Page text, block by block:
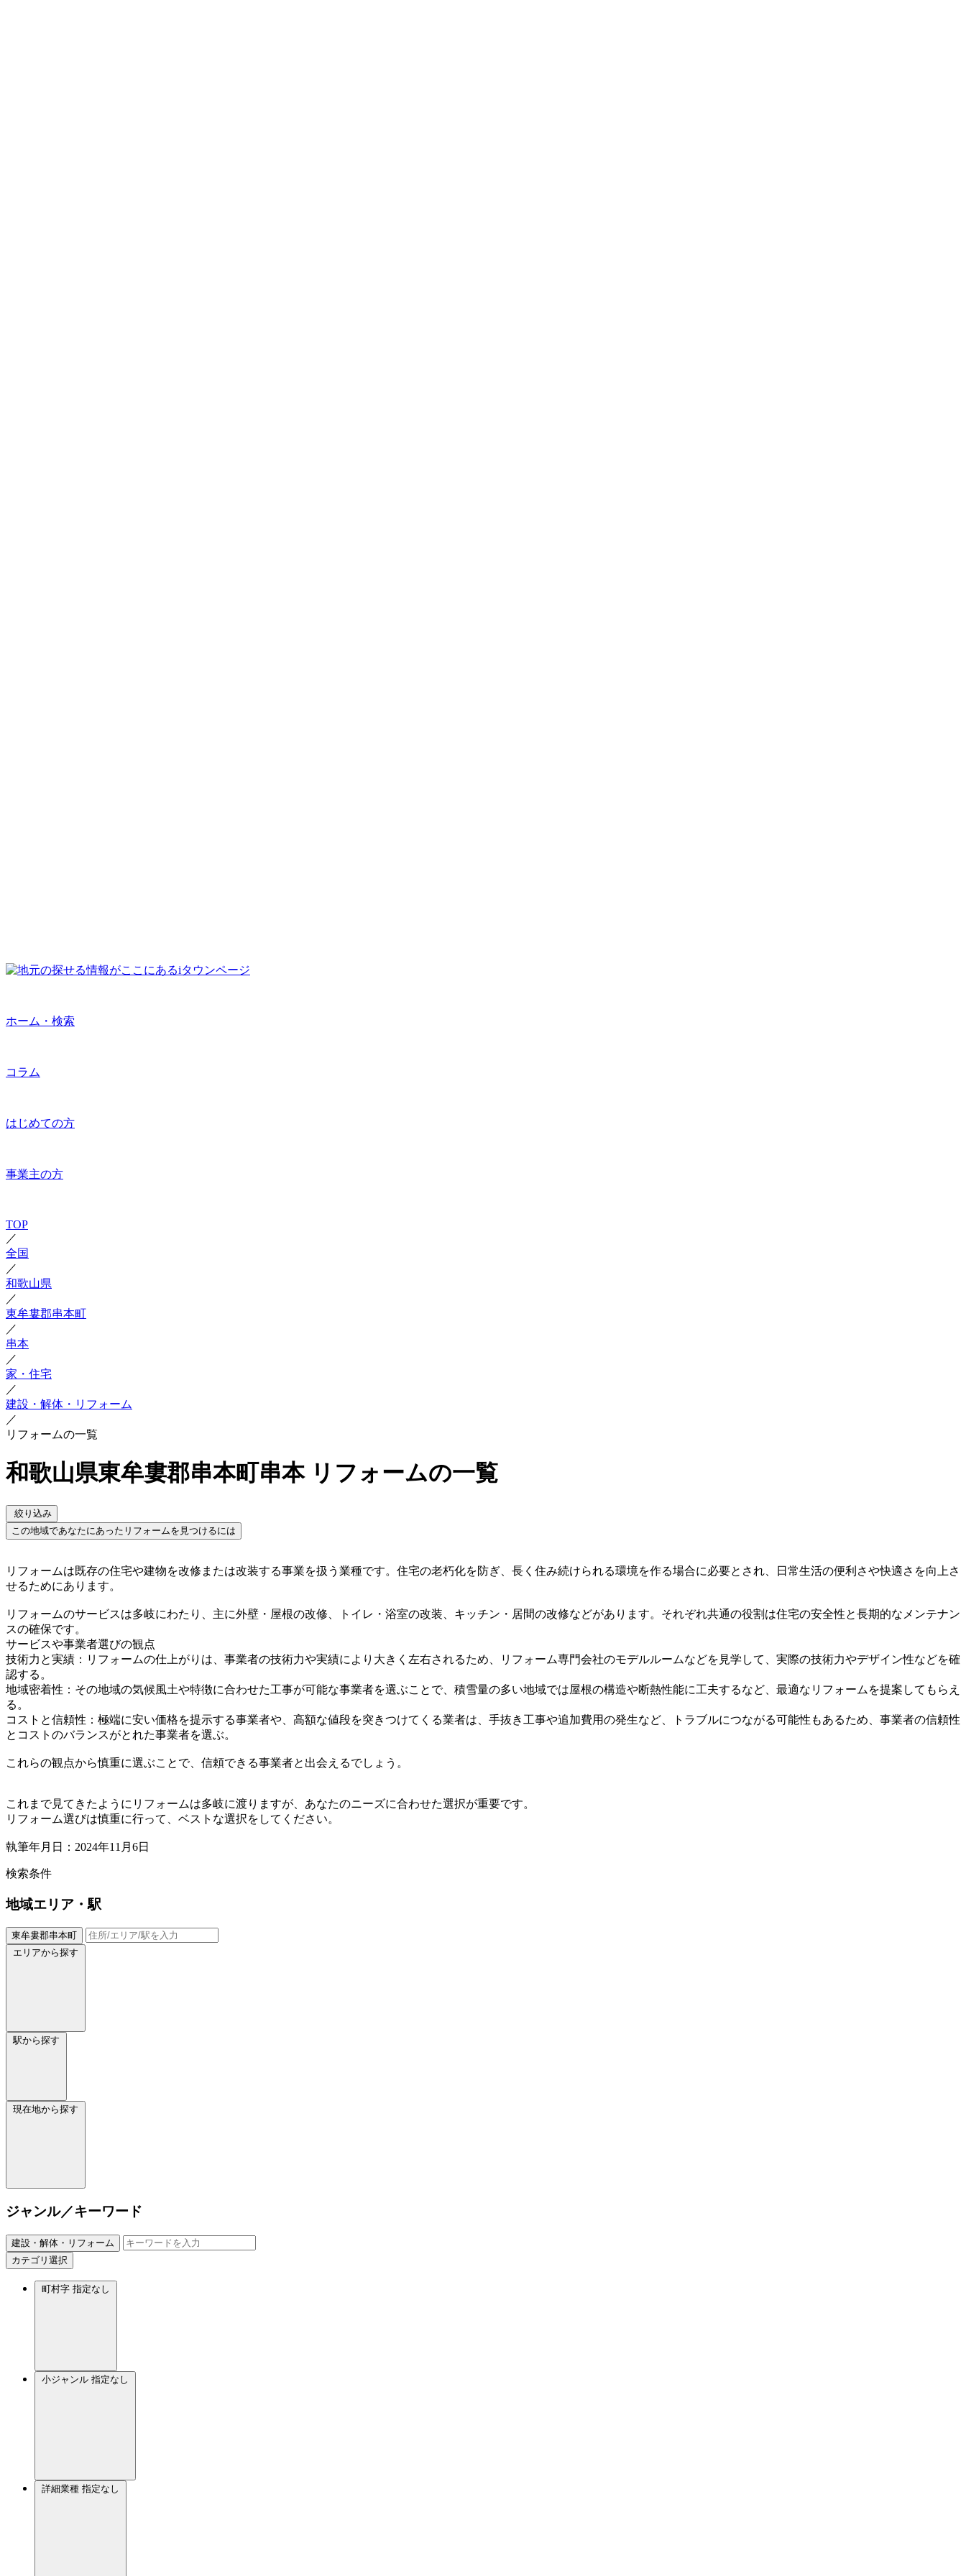
ホーム・検索
コラム
はじめての方
事業主の方
TOP
／
全国
／
和歌山県
／
東牟婁郡串本町
／
串本
／
家・住宅
／
建設・解体・リフォーム
／
リフォームの一覧
和歌山県東牟婁郡串本町串本 リフォームの一覧
絞り込み
この地域であなたにあったリフォームを見つけるには
リフォームは既存の住宅や建物を改修または改装する事業を扱う業種です。住宅の老朽化を防ぎ、長く住み続けられる環境を作る場合に必要とされ、日常生活の便利さや快適さを向上さ
せるためにあります。
リフォームのサービスは多岐にわたり、主に外壁・屋根の改修、トイレ・浴室の改装、キッチン・居間の改修などがあります。それぞれ共通の役割は住宅の安全性と長期的なメンテナン
スの確保です。
サービスや事業者選びの観点
技術力と実績：リフォームの仕上がりは、事業者の技術力や実績により大きく左右されるため、リフォーム専門会社のモデルルームなどを見学して、実際の技術力やデザイン性などを確
認する。
地域密着性：その地域の気候風土や特徴に合わせた工事が可能な事業者を選ぶことで、積雪量の多い地域では屋根の構造や断熱性能に工夫するなど、最適なリフォームを提案してもらえ
る。
コストと信頼性：極端に安い価格を提示する事業者や、高額な値段を突きつけてくる業者は、手抜き工事や追加費用の発生など、トラブルにつながる可能性もあるため、事業者の信頼性
とコストのバランスがとれた事業者を選ぶ。
これらの観点から慎重に選ぶことで、信頼できる事業者と出会えるでしょう。
これまで見てきたようにリフォームは多岐に渡りますが、あなたのニーズに合わせた選択が重要です。
リフォーム選びは慎重に行って、ベストな選択をしてください。
執筆年月日：2024年11月6日
検索条件
地域エリア・駅
東牟婁郡串本町
エリアから探す
駅から探す
現在地から探す
ジャンル／キーワード
建設・解体・リフォーム
カテゴリ選択
町村字 指定なし
小ジャンル 指定なし
詳細業種 指定なし